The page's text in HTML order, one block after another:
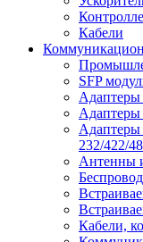
Кабели
SFP
Адаптеры
Адаптеры
232/422/
Антенны
Кабели,